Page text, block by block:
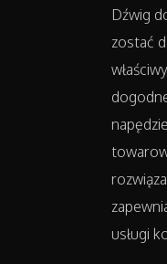
Dźwig
zostać
usługi